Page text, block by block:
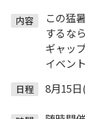
内容
この猛
するな
ギャッ
イベン
日程 8月15